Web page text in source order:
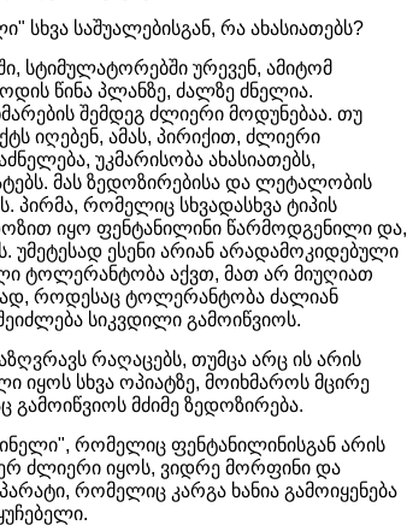
სხვა საშუალებისგან, რა ახასიათებს?
სტიმულატორებში ურევენ, ამიტომ
წინა პლანზე, ძალზე ძნელია.
შემდეგ ძლიერი მოდუნებაა. თუ
იღებენ, ამას, პირიქით, ძლიერი
უკმარისობა ახასიათებს,
მას ზედოზირებისა­ და ლეტალობის
პირმა, რომელიც სხვადასხვა ტიპის
იყო ფენტანილინი წარმოდგენილი და,
უმეტესად ესენი არიან არადამოკიდებული
ტოლერანტობა აქვთ, მათ არ მიუღიათ
როდესაც ტოლერანტობა ძალიან
სიკვდილი გამოიწვიოს.
რაღაცებს, თუმცა არც ის არის
იყოს სხვა ოპიატზე, მოიხმაროს მცირე
მძიმე ზედოზირება.
რომელიც ფენტანილინისგან არის
ძლიერი იყოს, ვიდრე მორფინი და
რომელიც კარგა ხანია გამოიყენება